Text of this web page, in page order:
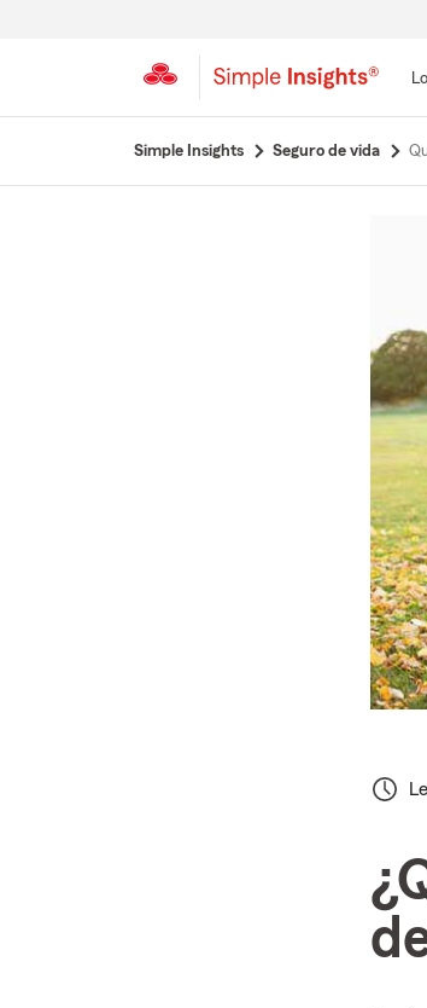
Simple Insights Seguro de vida